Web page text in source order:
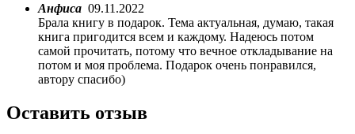
Анфиса 09.11.2022
Брала книгу в подарок. Тема актуальная, думаю, такая
книга пригодится всем и каждому. Надеюсь потом
самой прочитать, потому что вечное откладывание на
потом и моя проблема. Подарок очень понравился,
автору спасибо)
Оставить отзыв